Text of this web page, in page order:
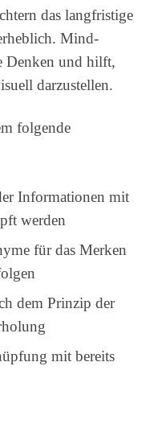
das langfristige
Mind-
Denken und hilft,
darzustellen.
folgende
Informationen mit
werden
für das Merken
dem Prinzip der
mit bereits